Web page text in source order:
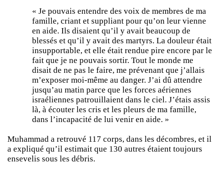
« Je pouvais entendre des voix de membres de ma
famille, criant et suppliant pour qu’on leur vienne
en aide. Ils disaient qu’il y avait beaucoup de
blessés et qu’il y avait des martyrs. La douleur était
insupportable, et elle était rendue pire encore par le
fait que je ne pouvais sortir. Tout le monde me
disait de ne pas le faire, me prévenant que j’allais
m’exposer moi-même au danger. J’ai dû attendre
jusqu’au matin parce que les forces aériennes
israéliennes patrouillaient dans le ciel. J’étais assis
là, à écouter les cris et les pleurs de ma famille,
dans l’incapacité de lui venir en aide. »
Muhammad a retrouvé 117 corps, dans les décombres, et il
a expliqué qu’il estimait que 130 autres étaient toujours
ensevelis sous les débris.